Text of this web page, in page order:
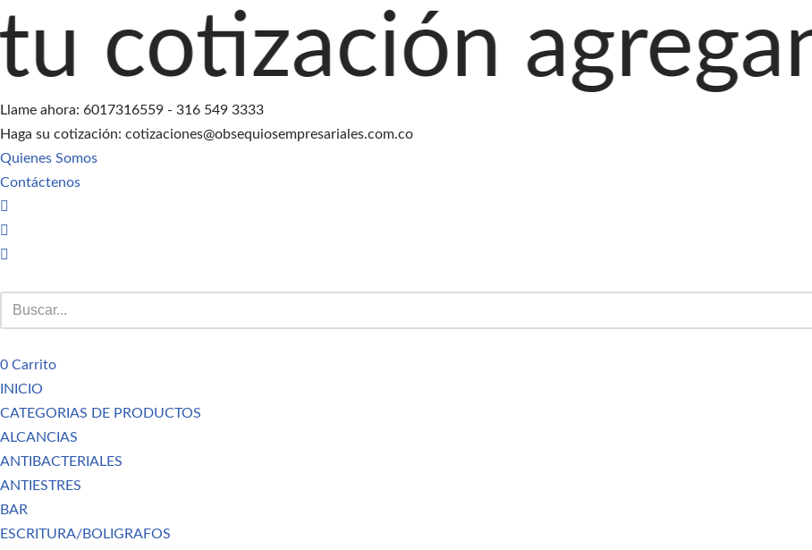
al
agregando
Llame ahora: 6017316559 - 316 549 3333
Haga su cotización: cotizaciones@obsequiosempresariales.com.co
Quienes Somos
Contáctenos
0 Carrito
INICIO
CATEGORIAS DE PRODUCTOS
ALCANCIAS
ANTIBACTERIALES
ANTIESTRES
BAR
ESCRITURA/BOLIGRAFOS